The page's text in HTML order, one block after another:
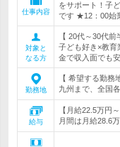
仕事内容
をサポート！子
です ★12：00始
対象と
なる方
【 20代～30代
子ども好き×教
金で収入面でも
勤務地
【 希望する勤
九州まで、全国
給与
【月給22.5万円
月間は月給28.6